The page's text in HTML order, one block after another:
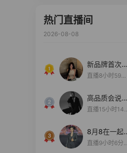
热门直播间
2026-08-08
新品牌首次大
上新
直播8小时59分
高品质会说
话….
直播15小时14
8月8在一起
生日献礼盛典
直播9小时6分1